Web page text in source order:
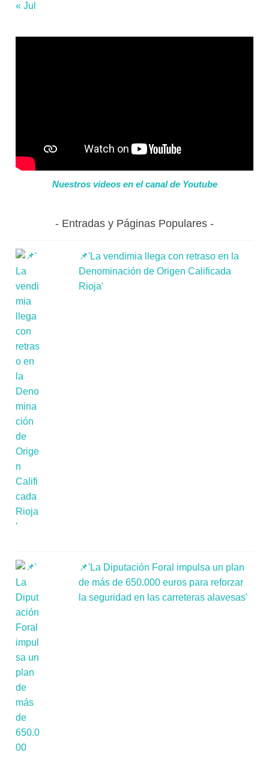
« Jul
Nuestros videos en el canal de Youtube
Entradas y Páginas Populares
📌'La vendimia llega con retraso en la
Denominación de Origen Calificada
Rioja'
📌'La Diputación Foral impulsa un plan
de más de 650.000 euros para reforzar
la seguridad en las carreteras alavesas'